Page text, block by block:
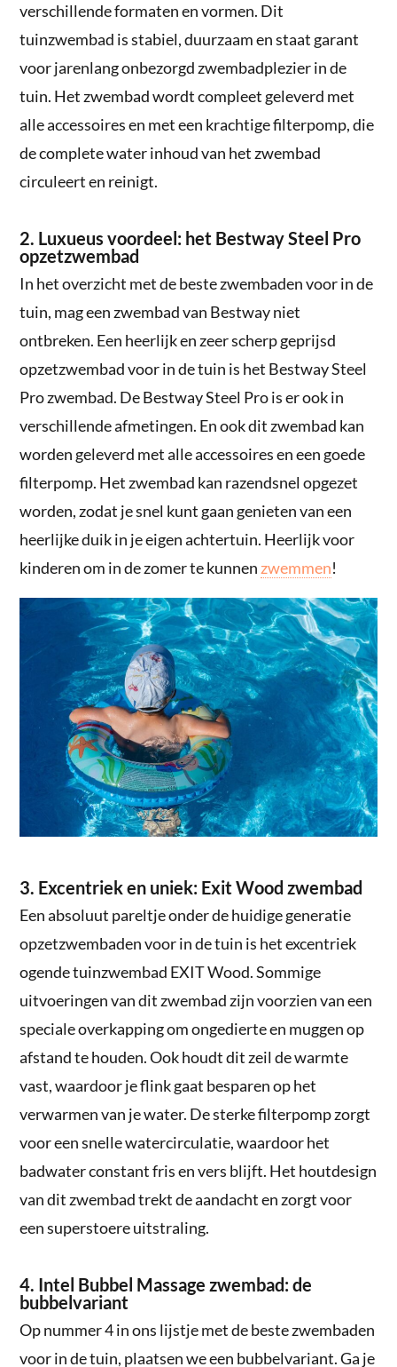
verschillende formaten en vormen. Dit
tuinzwembad is stabiel, duurzaam en staat garant
voor jarenlang onbezorgd zwembadplezier in de
tuin. Het zwembad wordt compleet geleverd met
alle accessoires en met een krachtige filterpomp, die
de complete water inhoud van het zwembad
circuleert en reinigt.
2. Luxueus voordeel: het Bestway Steel Pro
opzetzwembad
In het overzicht met de beste zwembaden voor in de
tuin, mag een zwembad van Bestway niet
ontbreken. Een heerlijk en zeer scherp geprijsd
opzetzwembad voor in de tuin is het Bestway Steel
Pro zwembad. De Bestway Steel Pro is er ook in
verschillende afmetingen. En ook dit zwembad kan
worden geleverd met alle accessoires en een goede
filterpomp. Het zwembad kan razendsnel opgezet
worden, zodat je snel kunt gaan genieten van een
heerlijke duik in je eigen achtertuin. Heerlijk voor
kinderen om in de zomer te kunnen zwemmen!
3. Excentriek en uniek: Exit Wood zwembad
Een absoluut pareltje onder de huidige generatie
opzetzwembaden voor in de tuin is het excentriek
ogende tuinzwembad EXIT Wood. Sommige
uitvoeringen van dit zwembad zijn voorzien van een
speciale overkapping om ongedierte en muggen op
afstand te houden. Ook houdt dit zeil de warmte
vast, waardoor je flink gaat besparen op het
verwarmen van je water. De sterke filterpomp zorgt
voor een snelle watercirculatie, waardoor het
badwater constant fris en vers blijft. Het houtdesign
van dit zwembad trekt de aandacht en zorgt voor
een superstoere uitstraling.
4. Intel Bubbel Massage zwembad: de
bubbelvariant
Op nummer 4 in ons lijstje met de beste zwembaden
voor in de tuin, plaatsen we een bubbelvariant. Ga je